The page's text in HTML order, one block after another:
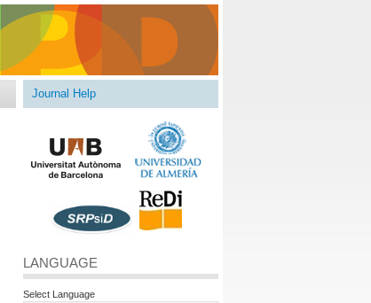
Journal Help
LANGUAGE
Select Language